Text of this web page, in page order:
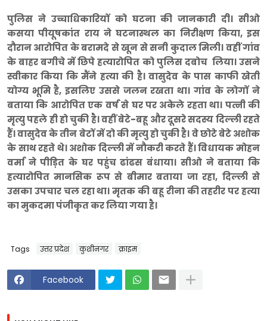
पुलिस ने उच्चाधिकारियों को घटना की जानकारी दी। सीओ
कसया पीयूषकांत राय ने घटनास्थल का निरीक्षण किया, इस
दौरान आरोपित के बरामदे से खून से सनी कुदाल मिली। वहीं गांव
के बाहर बगीचे में छिपे हत्यारोपित को पुलिस दबोच लिया। उसने
स्वीकार किया कि मैंने हत्या की है। वासुदेव के पास काफी खेती
योग्य भूमि है, इसलिए उससे जलन रखता था। गांव के लोगों ने
बताया कि आरोपित एक वर्ष से घर पर अकेले रहता था। पत्नी की
मृत्यु पहले ही हो चुकी है। वहींं बेटे-बहू और दूसरे सदस्य दिल्ली रहते
हैं। वासुदेव के तीन बेटों में दो की मृत्यु हो चुकी है। वे छोटे बेटे अशोक
के साथ रहते थे। अशोक दिल्ली में नौकरी करते हैं। विधायक मोहन
वर्मा ने पीड़ित के घर पहुंच ढांढस बंधाया। सीओ ने बताया कि
हत्यारोपित मानसिक रूप से बीमार बताया जा रहा, दिल्ली से
उसका उपचार चल रहा था। मृतक की बहू रीना की तहरीर पर हत्या
का मुकदमा पंजीकृत कर लिया गया है।
Tags उत्तर प्रदेश कुशीनगर क्राइम
Facebook